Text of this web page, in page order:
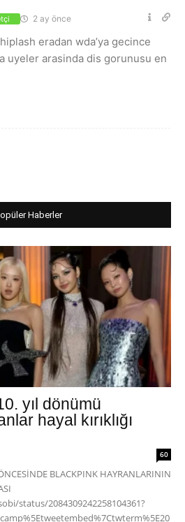
2 ay önce
eradan wda’ya gecince
uyeler arasinda dis gorunusu en
Haberler
yıl dönümü
hayal kırıklığı
60
BLACKPINK HAYRANLARININ
status/2084309242258104361?